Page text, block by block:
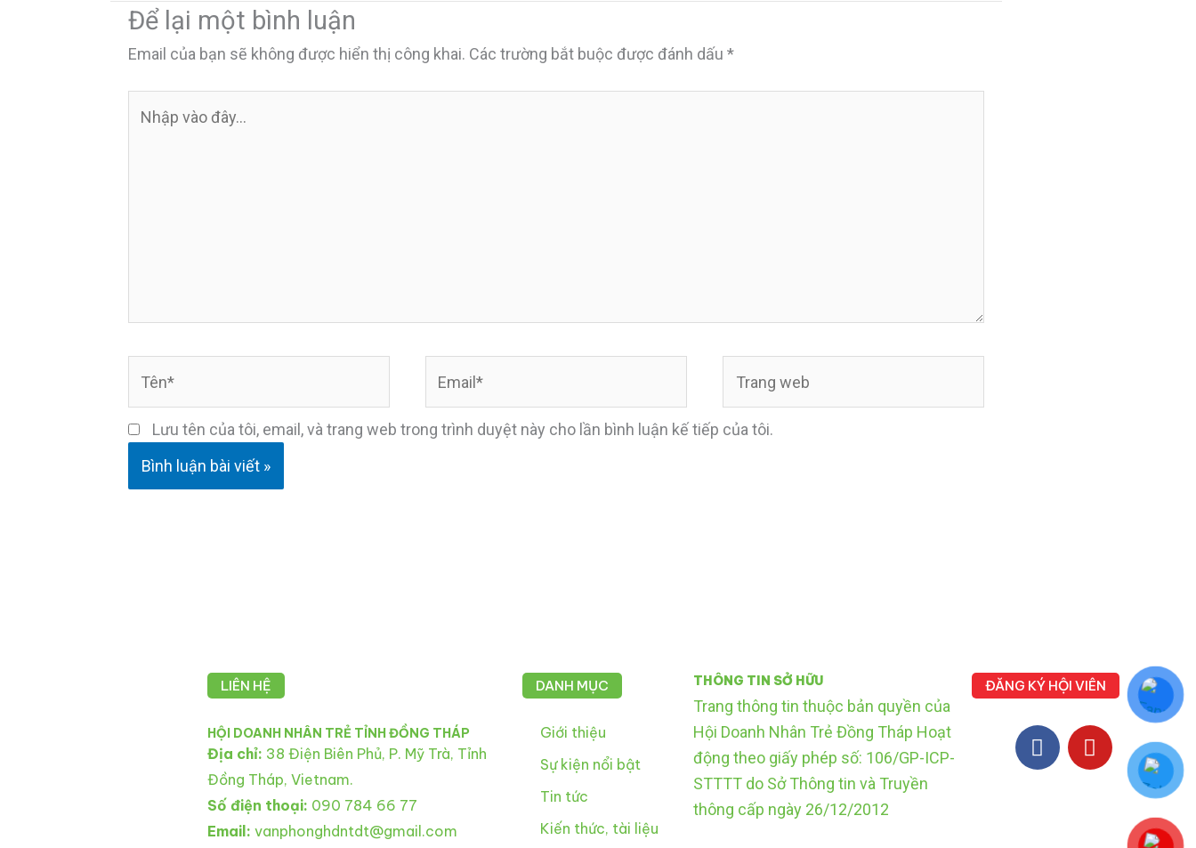
Để lại một bình luận
Email của bạn sẽ không được hiển thị công khai. Các trường bắt buộc được đánh dấu *
vào
web
Lưu tên của tôi, email, và trang web trong trình duyệt này cho lần bình luận kế tiếp của tôi.
LIÊN HỆ
HỘI DOANH NHÂN TRẺ TỈNH ĐỒNG THÁP
Địa chỉ: 38 Điện Biên Phủ, P. Mỹ Trà, Tỉnh
Đồng Tháp, Vietnam.
Số điện thoại: 090 784 66 77
Email: vanphonghdntdt@gmail.com
DANH MỤC
Giới thiệu
Sự kiện nổi bật
Tin tức
Kiến thức, tài liệu
THÔNG TIN SỞ HỮU
Trang thông tin thuộc bản quyền của
Hội Doanh Nhân Trẻ Đồng Tháp Hoạt
động theo giấy phép số: 106/GP-ICP-
STTTT do Sở Thông tin và Truyền
thông cấp ngày 26/12/2012
ĐĂNG KÝ HỘI VIÊN
a
c
e
o
u
t